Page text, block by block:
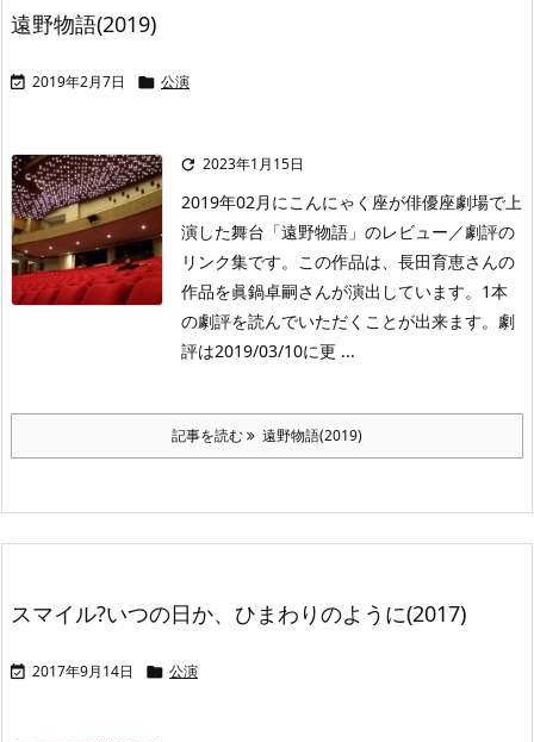
遠野物語(2019)
 2019年2月7日  公演
 2023年1月15日
2019年02月にこんにゃく座が俳優座劇場で上
演した舞台「遠野物語」のレビュー／劇評の
リンク集です。この作品は、長田育恵さんの
作品を眞鍋卓嗣さんが演出しています。1本
の劇評を読んでいただくことが出来ます。劇
評は2019/03/10に更 ...
記事を読む 遠野物語(2019)
スマイル?いつの日か、ひまわりのように(2017)
 2017年9月14日  公演